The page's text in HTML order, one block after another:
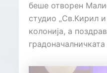
беше отворен
студио „Св.Кирил
колонија, а